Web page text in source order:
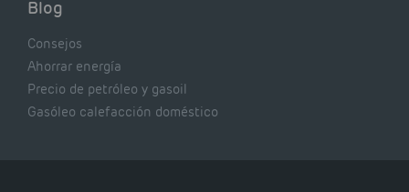
Blog
Consejos
Ahorrar energía
Precio de petróleo y gasoil
Gasóleo calefacción doméstico